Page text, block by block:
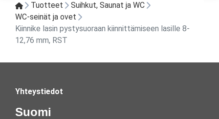
Tuotteet
Suihkut, Saunat ja WC
WC-seinät ja ovet
Kiinnike lasin pystysuoraan kiinnittämiseen lasille 8-
12,76 mm, RST
Yhteystiedot
Suomi